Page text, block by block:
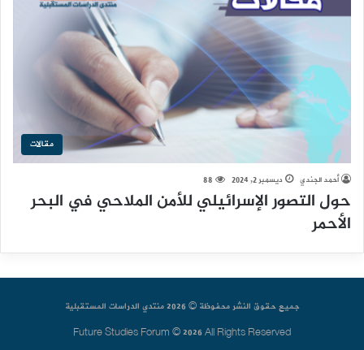
مقالات
أحمد الجندي ديسمبر 2, 2024 88
حول التصور الإسرائيلي للأمن الملاحي في البحر
الأحمر
جميع حقوق النشر محفوظة © 2026 منتدي الدراسات المستقبلية
Future Studies Forum © 2026 All Rights Reserved